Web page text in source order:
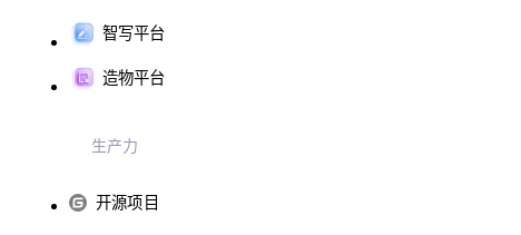
智写平台
造物平台
生产力
开源项目